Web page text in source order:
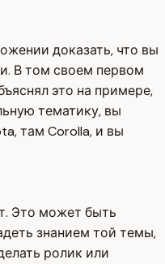
доказать, что вы
В том своем первом
это на примере,
тематику, вы
там Corolla, и вы
Это может быть
знанием той темы,
ролик или